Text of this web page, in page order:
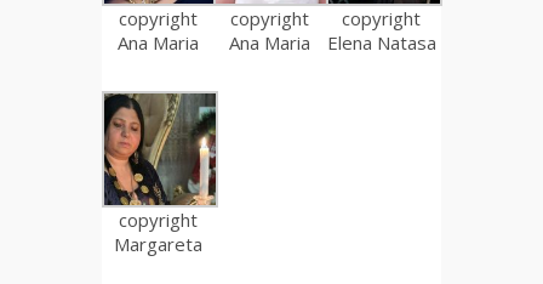
copyright
Ana Maria
copyright
Ana Maria
copyright
Elena Natasa
copyright
Margareta